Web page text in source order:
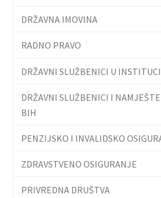
DRŽAVNA IMOVINA
RADNO PRAVO
DRŽAVNI SLUŽBENICI U
DRŽAVNI SLUŽBENICI I
BIH
PENZIJSKO I INVALIDSKO
ZDRAVSTVENO OSIGURANJE
PRIVREDNA DRUŠTVA